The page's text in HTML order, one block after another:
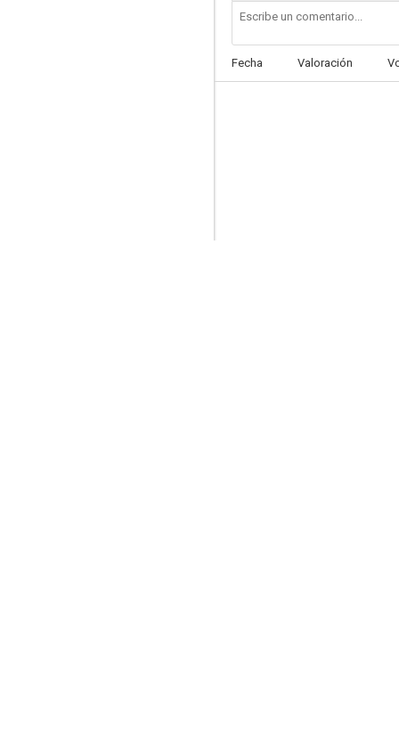
--
Fecha Valoración